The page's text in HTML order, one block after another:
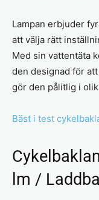
Lampan erbjuder
att välja rätt
Med sin vattentäta
den designad för
gör den pålitlig i
Bäst i test
lm /